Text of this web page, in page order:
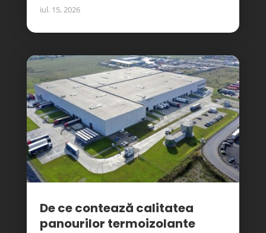
iul. 15, 2026
De ce contează calitatea
panourilor termoizolante